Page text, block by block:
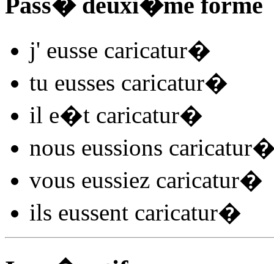
j' eusse caricatur�
tu eusses caricatur�
il e�t caricatur�
nous eussions caricatur
vous eussiez caricatur�
ils eussent caricatur�